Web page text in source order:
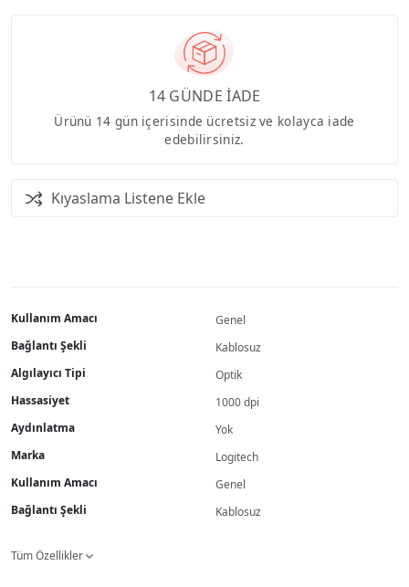
14 GÜNDE İADE
Ürünü 14 gün içerisinde ücretsiz ve kolayca iade
edebilirsiniz.
Kıyaslama Listene Ekle
Kullanım Amacı
Genel
Bağlantı Şekli
Kablosuz
Algılayıcı Tipi
Optik
Hassasiyet
1000 dpi
Aydınlatma
Yok
Marka
Logitech
Kullanım Amacı
Genel
Bağlantı Şekli
Kablosuz
Tüm Özellikler